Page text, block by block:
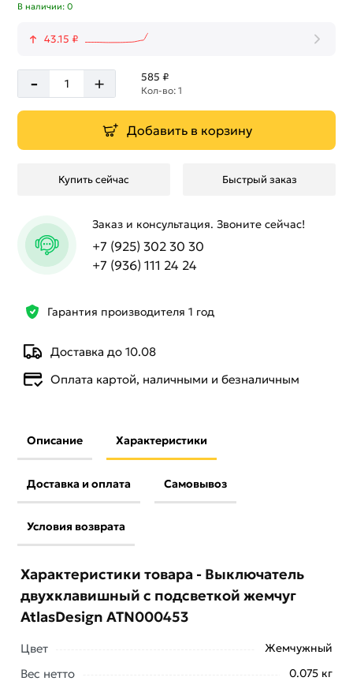
Гарантия производителя 1 год
Доставка до 10.08
Оплата картой, наличными и безналичным
В наличии: 0
43.15 ₽
- + 585 ₽
Кол-во: 1
Добавить в корзину
Купить сейчас Быстрый заказ
Заказ и консультация. Звоните сейчас!
+7 (925) 302 30 30
+7 (936) 111 24 24
Описание Характеристики
Доставка и оплата Самовывоз
Условия возврата
Характеристики товара - Выключатель
двухклавишный с подсветкой жемчуг
AtlasDesign ATN000453
Цвет Жемчужный
Вес нетто 0.075 кг